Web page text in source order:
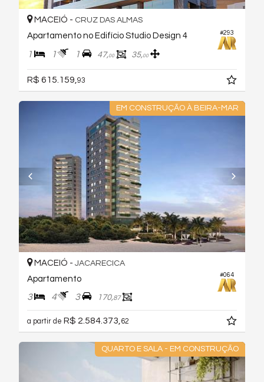
#293
MACEIÓ - CRUZ DAS ALMAS
Apartamento no Edifício Studio Design 4
1 1 1 47,00 35,00
R$ 615.159, 93
EM CONSTRUÇÃO À BEIRA-MAR
#064
MACEIÓ - JACARECICA
Apartamento
3 4 3 170,87
a partir de R$ 2.584.373, 62
QUARTO E SALA - EM CONSTRUÇÃO